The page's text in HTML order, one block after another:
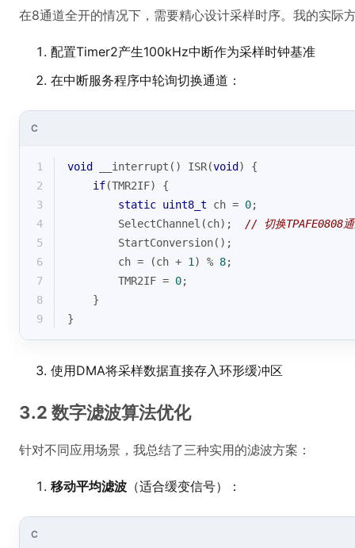
在8通道全开的情况下，需要精心设计采样时序。我的实际
配置Timer2产生100kHz中断作为采样时钟基准
在中断服务程序中轮询切换通道：
C
1 void __interrupt() ISR(void ) {
2
if(TMR2IF) {
3
static uint8_t ch = 0;
4
        SelectChannel(ch);
// 切换TPAFE0808
5
        StartConversion();
6
        ch = (ch +
1 ) % 8;
7
        TMR2IF =
0;
8
    }
9
}
使用DMA将采样数据直接存入环形缓冲区
3.2 数字滤波算法优化
针对不同应用场景，我总结了三种实用的滤波方案：
移动平均滤波 （适合缓变信号）：
C